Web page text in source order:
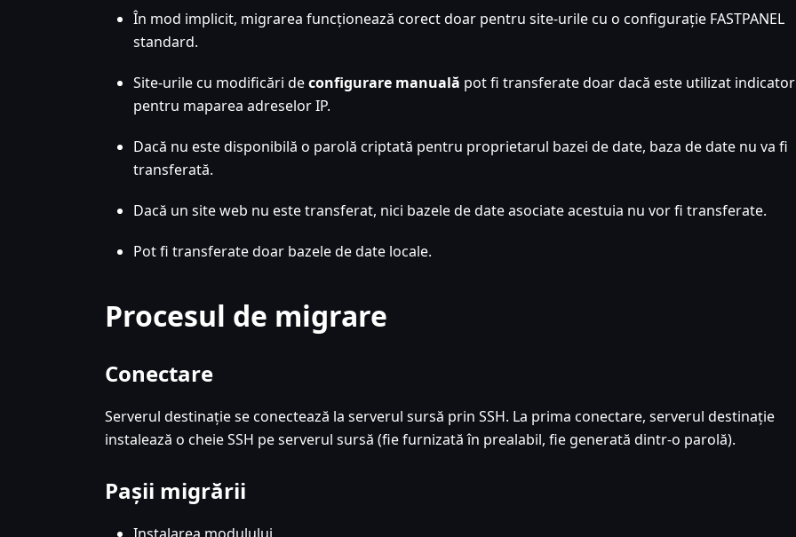
În mod implicit, migrarea funcționează corect doar pentru site-urile cu o configurație FASTPANEL
standard.
Site-urile cu modificări deconfigurare manuală pot fi transferate doar dacă este utilizat
pentru maparea adreselor IP.
Dacă nu este disponibilă o parolă criptată pentru proprietarul bazei de date, baza de date nu va fi
transferată.
Dacă un site web nu este transferat, nici bazele de date asociate acestuia nu vor fi transferate.
Pot fi transferate doar bazele de date locale.
Procesul de migrare
Conectare
Serverul destinație se conectează la serverul sursă prin SSH. La prima conectare, serverul destinație
instalează o cheie SSH pe serverul sursă (fie furnizată în prealabil, fie generată dintr-o parolă).
Pașii migrării